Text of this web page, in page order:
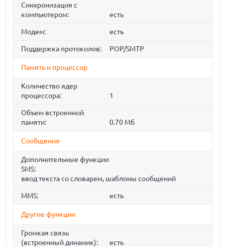
Синхронизация с
компьютером:
есть
Модем: есть
Поддержка протоколов: POP/SMTP
Память и процессор
Количество ядер
процессора:
1
Объем встроенной
памяти:
0.70 Мб
Сообщения
Дополнительные функции
SMS:
ввод текста со словарем, шаблоны сообщений
MMS: есть
Другие функции
Громкая связь
(встроенный динамик):
есть